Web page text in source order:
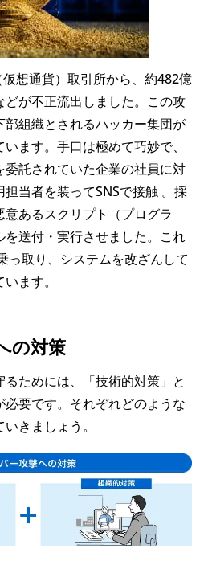
想通貨）取引所から、約482億
が不正流出しました。この攻
組織とされるハッカー集団が
ます。手口は極めて巧妙で、
託されていた企業の社員に対
当者を装ってSNSで接触 。採
あるスクリプト（プログラ
送付・実行させました。これ
っ取り、システムを改ざんして
ます。
の対策
ためには、「技術的対策」と
必要です。それぞれどのような
きましょう。